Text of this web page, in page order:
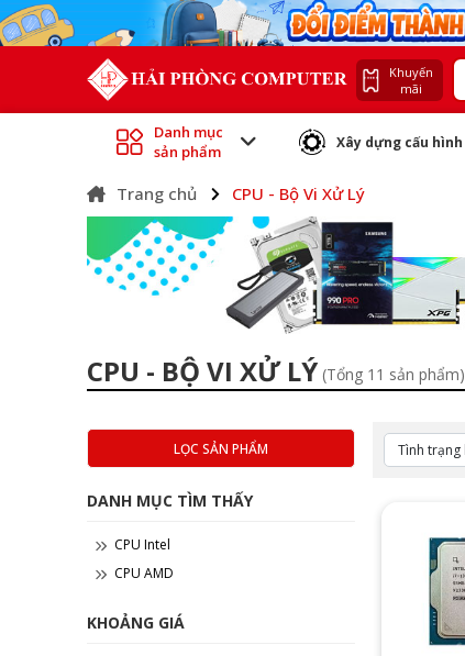
Khuyến
mãi
Danh mục
sản phẩm
Xây dựng cấu hình
Trang chủ CPU - Bộ Vi Xử Lý
CPU - BỘ VI XỬ LÝ (Tổng 11 sản phẩm)
LỌC SẢN PHẨM
DANH MỤC TÌM THẤY
CPU Intel
CPU AMD
KHOẢNG GIÁ